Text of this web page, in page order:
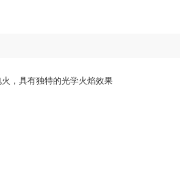
，具有独特的光学火焰效果